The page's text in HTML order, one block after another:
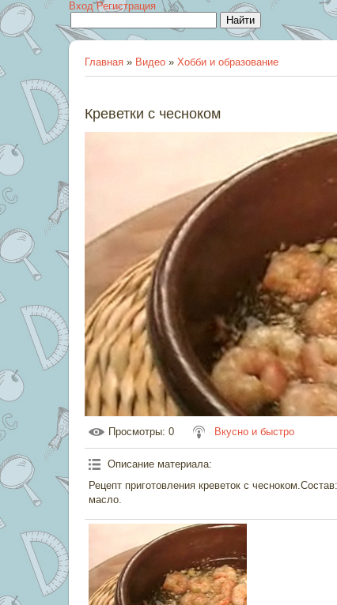
Вход Регистрация
Главная » Видео » Хобби и образование
Креветки с чесноком
Просмотры: 0 Вкусно и быстро
Описание материала:
Рецепт приготовления креветок с
масло.